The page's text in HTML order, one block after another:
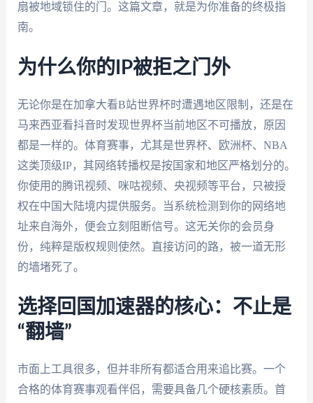
扇被地域锁住的门。这篇文章，就是为你准备的终极指
南。
为什么你的IP被拒之门外
无论你是在加拿大看B站世界杯时遭遇地区限制，还是在
马来西亚看抖音时发现世界杯当前地区不可播放，原因
都是一样的。体育赛事，尤其是世界杯、欧洲杯、NBA
这类顶级IP，其网络转播权是按国家和地区严格划分的。
你使用的腾讯视频、咪咕视频、央视频等平台，只被授
权在中国大陆境内提供服务。当系统检测到你的网络地
址来自海外，便会立刻阻断信号。这无关你的会员身
份，纯粹是版权规则使然。直接访问的路，被一道无形
的墙堵死了。
选择回国加速器的核心：不止是
“翻墙”
市面上工具很多，但并非所有都适合用来追比赛。一个
合格的体育赛事观看伴侣，需要具备几个硬核素质。首